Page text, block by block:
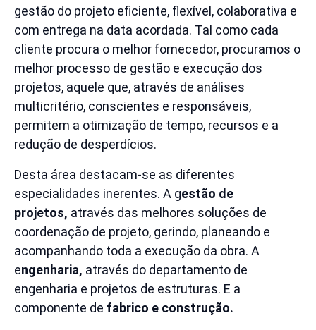
gestão do projeto eﬁciente, ﬂexível, colaborativa e
com entrega na data acordada. Tal como cada
cliente procura o melhor fornecedor, procuramos o
melhor processo de gestão e execução dos
projetos, aquele que, através de análises
multicritério, conscientes e responsáveis,
permitem a otimização de tempo, recursos e a
redução de desperdícios.
Desta área destacam-se as diferentes
especialidades inerentes. A gestão de
projetos, através das melhores soluções de
coordenação de projeto, gerindo, planeando e
acompanhando toda a execução da obra. A
engenharia, através do departamento de
engenharia e projetos de estruturas. E a
componente de fabrico e construção.